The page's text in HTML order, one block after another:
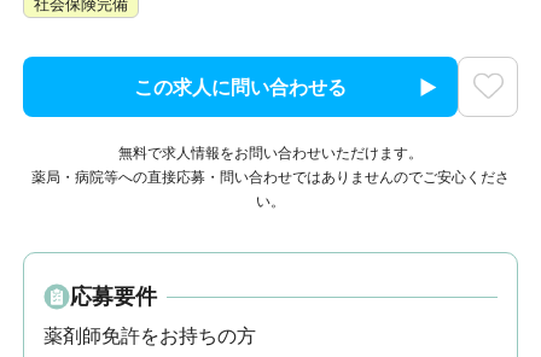
この求人に問い合わせる
無料で求人情報をお問い合わせいただけます。
薬局・病院等への直接応募・問い合わせではありませんのでご安心くださ
い。
応募要件
薬剤師免許をお持ちの方